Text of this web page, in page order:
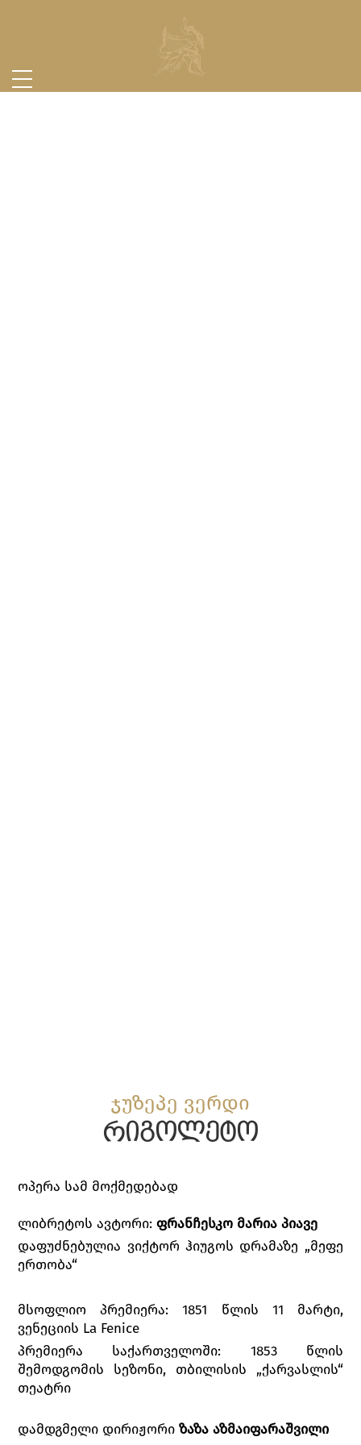
ჯუზეპე ვერდი
რიგოლეტო
ოპერა სამ მოქმედებად
ლიბრეტოს ავტორი:ფრანჩესკო მარია პიავე
დაფუძნებულია ვიქტორ ჰიუგოს დრამაზე „მეფე
ერთობა“
მსოფლიო პრემიერა: 1851 წლის 11 მარტი,
ვენეციის La Fenice
პრემიერა საქართველოში: 1853 წლის
შემოდგომის სეზონი, თბილისის „ქარვასლის“
თეატრი
დამდგმელი დირიჟორიზაზა აზმაიფარაშვილი